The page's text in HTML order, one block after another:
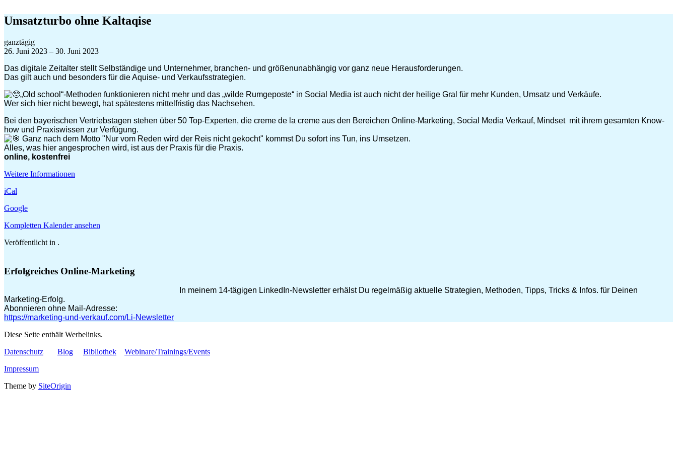
Inhalt
springen
Umsatzturbo ohne Kaltaqise
Umsatzturbo
ohne
ganztägig
26. Juni 2023 – 30. Juni 2023
Das digitale Zeitalter stellt Selbständige und Unternehmer, branchen- und größenunabhängig vor ganz neue Herausforderungen.
Das gilt auch und besonders für die Aquise- und Verkaufsstrategien.
„Old school“-Methoden funktionieren nicht mehr und das „wilde Rumgeposte“ in Social Media ist auch nicht der heilige Gral für mehr Kunden, Umsatz und Verkäufe.
Wer sich hier nicht bewegt, hat spätestens mittelfristig das Nachsehen.
Bei den bayerischen Vertriebstagen stehen über 50 Top-Experten, die creme de la creme aus den Bereichen Online-Marketing, Social Media Verkauf, Mindset mit ihrem gesamten Know-
how und Praxiswissen zur Verfügung.
Ganz nach dem Motto "Nur vom Reden wird der Reis nicht gekocht" kommst Du sofort ins Tun, ins Umsetzen.
Alles, was hier angesprochen wird, ist aus der Praxis für die Praxis.
online, kostenfrei
Weitere Informationen
iCal
Google
Kompletten Kalender ansehen
Veröffentlicht in .
Erfolgreiches Online-Marketing
In meinem 14-tägigen LinkedIn-Newsletter erhälst Du regelmäßig aktuelle Strategien, Methoden, Tipps, Tricks & Infos. für Deinen
Marketing-Erfolg.
Abonnieren ohne Mail-Adresse:
https://marketing-und-verkauf.com/Li-Newsletter
Diese Seite enthält Werbelinks.
Datenschutz
Blog Bibliothek
Webinare/Trainings/Events
Impressum
Theme by SiteOrigin